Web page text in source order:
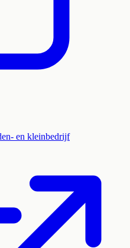
en kleinbedrijf